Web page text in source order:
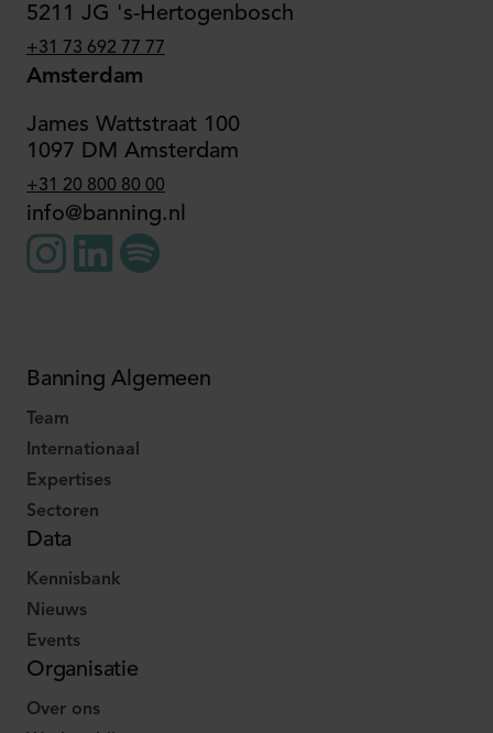
5211 JG 's-Hertogenbosch
+31 73 692 77 77
Amsterdam
James Wattstraat 100
1097 DM Amsterdam
+31 20 800 80 00
info@banning.nl
Banning Algemeen
Team
Internationaal
Expertises
Sectoren
Data
Kennisbank
Nieuws
Events
Organisatie
Over ons